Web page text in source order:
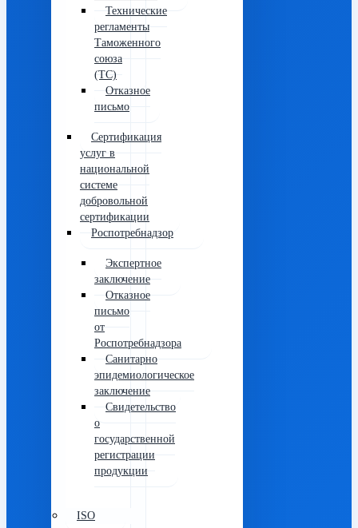
Технические
регламенты
Таможенного
союза
(ТС)
Отказное
письмо
Сертификация
услуг в
национальной
системе
добровольной
сертификации
Роспотребнадзор
Экспертное
заключение
Отказное
письмо
от
Роспотребнадзора
Санитарно
эпидемиологическое
заключение
Свидетельство
о
государственной
регистрации
продукции
ISO